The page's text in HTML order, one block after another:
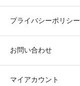
プライバシーポリシー
お問い合わせ
マイアカウント